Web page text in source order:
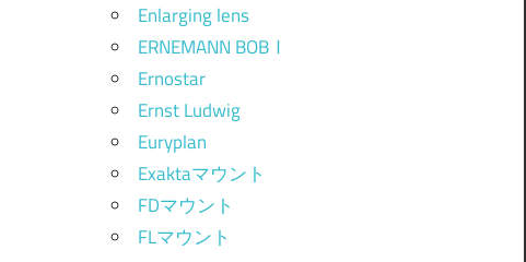
Enlarging lens
ERNEMANN BOBⅠ
Ernostar
Ernst Ludwig
Euryplan
Exaktaマウント
FDマウント
FLマウント